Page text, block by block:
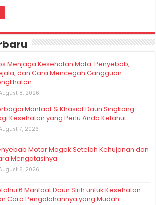
Menjaga Kesehatan Mata: Penyebab,
dan Cara Mencegah Gangguan
8, 2026
Manfaat & Khasiat Daun Singkong
Kesehatan yang Perlu Anda Ketahui
7, 2026
Motor Mogok Setelah Kehujanan dan
Mengatasinya
6, 2026
6 Manfaat Daun Sirih untuk Kesehatan
Cara Pengolahannya yang Mudah